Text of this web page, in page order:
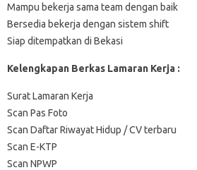
Mampu bekerja sama team dengan baik
Bersedia bekerja dengan sistem shift
Siap ditempatkan di Bekasi
Kelengkapan Berkas Lamaran Kerja :
Surat Lamaran Kerja
Scan Pas Foto
Scan Daftar Riwayat Hidup / CV terbaru
Scan E-KTP
Scan NPWP